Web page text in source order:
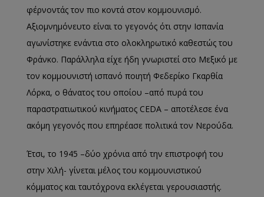
φέρνοντάς τον πιο κοντά στον κομμουνισμό.
Αξιομνημόνευτο είναι το γεγονός ότι στην Ισπανία
αγωνίστηκε ενάντια στο ολοκληρωτικό καθεστώς του
Φράνκο. Παράλληλα είχε ήδη γνωριστεί στο Μεξικό με
τον κομμουνιστή ισπανό ποιητή Φεδερίκο Γκαρθία
Λόρκα, ο θάνατος του οποίου –από πυρά του
παραστρατιωτικού κινήματος CEDA – αποτέλεσε ένα
ακόμη γεγονός που επηρέασε πολιτικά τον Νερούδα.
Έτσι, το 1945 –δύο χρόνια από την επιστροφή του
στην Χιλή- γίνεται μέλος του κομμουνιστικού
κόμματος και ταυτόχρονα εκλέγεται γερουσιαστής.